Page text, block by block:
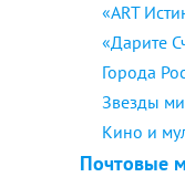
«ART
«Дарите
Города
Звезды
Кино и
Почтовые